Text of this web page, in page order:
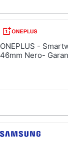
ONEPLUS -
46mm Nero-